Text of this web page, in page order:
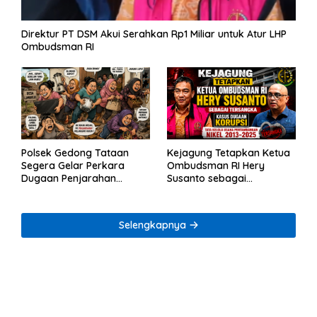
Direktur PT DSM Akui Serahkan Rp1 Miliar untuk Atur LHP
Ombudsman RI
Polsek Gedong Tataan
Segera Gelar Perkara
Dugaan Penjarahan
Kejagung Tetapkan Ketua
Ombudsman RI Hery
Susanto sebagai
Tambang Nikel
Selengkapnya